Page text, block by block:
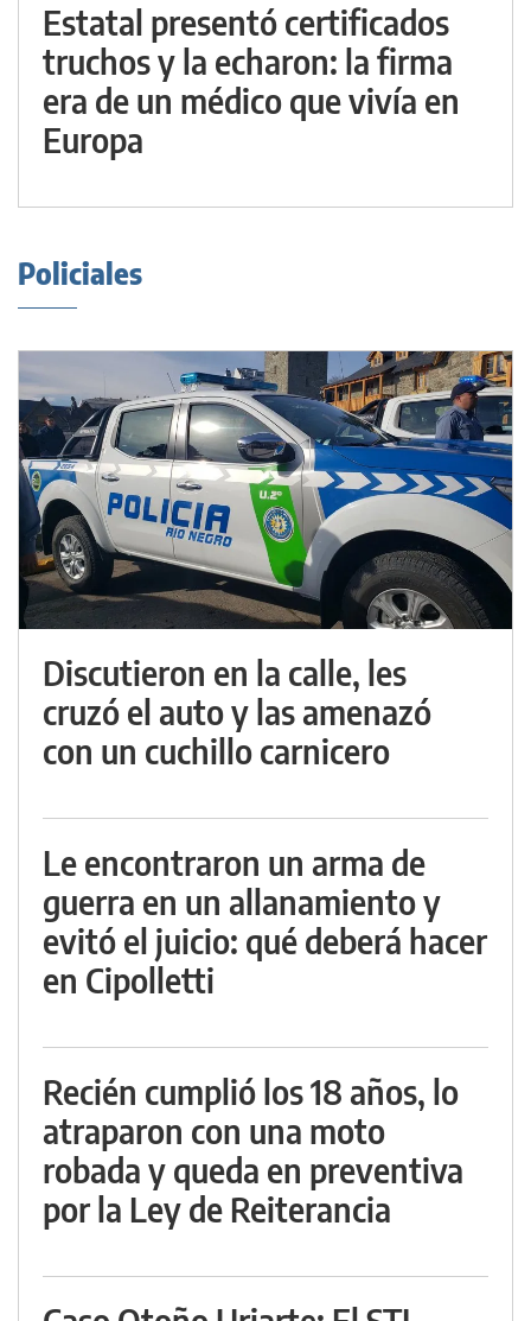
Estatal presentó certificados
truchos y la echaron: la firma
era de un médico que vivía en
Europa
Policiales
Discutieron en la calle, les
cruzó el auto y las amenazó
con un cuchillo carnicero
Le encontraron un arma de
guerra en un allanamiento y
evitó el juicio: qué deberá hacer
en Cipolletti
Recién cumplió los 18 años, lo
atraparon con una moto
robada y queda en preventiva
por la Ley de Reiterancia